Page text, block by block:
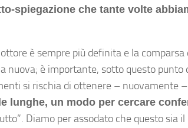
spiegazione che tante volte
è sempre più definita e la
nuova; è importante, sotto questo
si rischia di ottenere – nuovamente
lunghe, un modo per cercare
Diamo per assodato che questo sia